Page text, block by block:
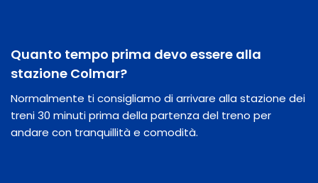
Quanto tempo prima devo essere alla
stazione Colmar?
Normalmente ti consigliamo di arrivare alla stazione dei
treni 30 minuti prima della partenza del treno per
andare con tranquillità e comodità.